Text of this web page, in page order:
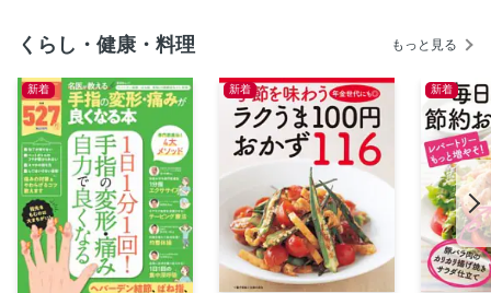
くらし・健康・料理 もっと見る
新着 新着 新着